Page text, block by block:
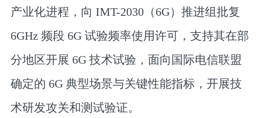
产业化进程，向 IMT-2030（6G）推进组批复
6GHz 频段 6G 试验频率使用许可，支持其在部
分地区开展 6G 技术试验，面向国际电信联盟
确定的 6G 典型场景与关键性能指标，开展技
术研发攻关和测试验证。